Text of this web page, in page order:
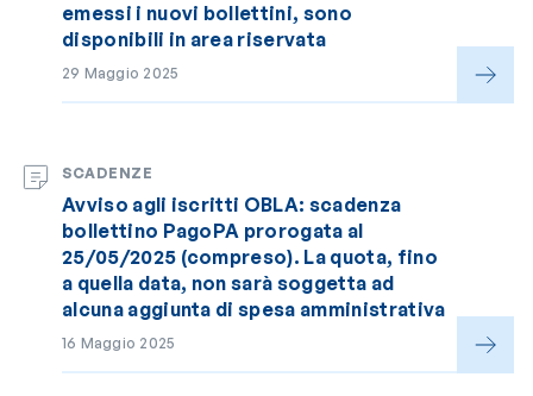
emessi i nuovi bollettini, sono
disponibili in area riservata
29 Maggio 2025
SCADENZE
Avviso agli iscritti OBLA: scadenza
bollettino PagoPA prorogata al
25/05/2025 (compreso). La quota, fino
a quella data, non sarà soggetta ad
alcuna aggiunta di spesa amministrativa
16 Maggio 2025